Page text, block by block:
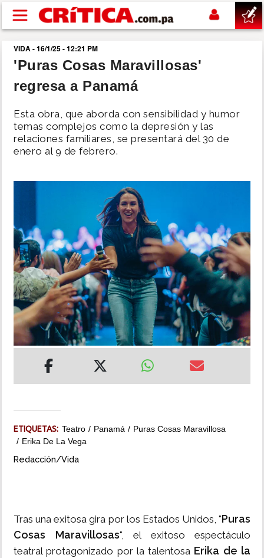
Pasar al contenido principal
buscar
SUCESOS
NACIONAL
POLÍTICA
MUNDO
INSÓLITAS
MULTIMEDIA
VIDA - 16/1/25 - 12:21 PM
'Puras Cosas Maravillosas'
regresa a Panamá
Esta obra, que aborda con sensibilidad y humor
temas complejos como la depresión y las
relaciones familiares, se presentará del 30 de
enero al 9 de febrero.
ETIQUETAS: Teatro Panamá
Puras Cosas Maravillosa
Erika De La Vega
Redacción/Vida
Tras una exitosa gira por los Estados Unidos, "Puras
Cosas Maravillosas", el exitoso espectáculo
teatral protagonizado por la talentosa Erika de la